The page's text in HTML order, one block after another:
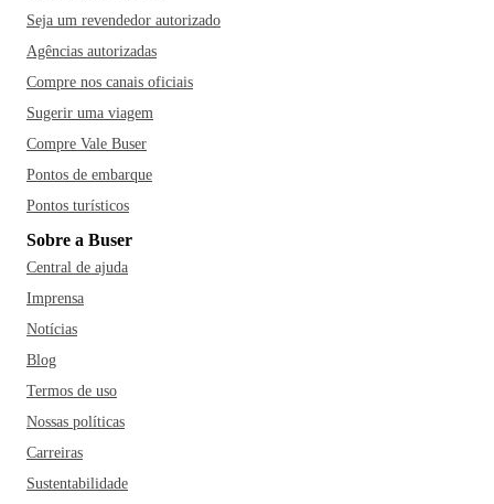
Seja um revendedor autorizado
Agências autorizadas
Compre nos canais oficiais
Sugerir uma viagem
Compre Vale Buser
Pontos de embarque
Pontos turísticos
Sobre a Buser
Central de ajuda
Imprensa
Notícias
Blog
Termos de uso
Nossas políticas
Carreiras
Sustentabilidade